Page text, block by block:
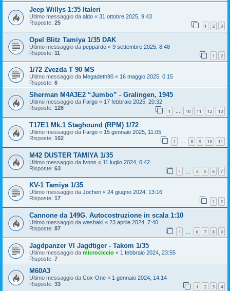
Jeep Willys 1:35 Italeri
Ultimo messaggio da aldo « 31 ottobre 2025, 9:43
Risposte: 25 1 2 3
Opel Blitz Tamiya 1/35 DAK
Ultimo messaggio da peppardo « 9 settembre 2025, 8:48
Risposte: 11 1 2
1/72 Zvezda T 90 MS
Ultimo messaggio da Megadeth90 « 16 maggio 2025, 0:15
Risposte: 6
Sherman M4A3E2 “Jumbo” - Gralingen, 1945
Ultimo messaggio da Fargo « 17 febbraio 2025, 20:32
Risposte: 126 1 … 10 11 12 13
T17E1 Mk.1 Staghound (RPM) 1/72
Ultimo messaggio da Fargo « 15 gennaio 2025, 11:05
Risposte: 102 1 … 8 9 10 11
M42 DUSTER TAMIYA 1/35
Ultimo messaggio da Ivons « 11 luglio 2024, 0:42
Risposte: 63 1 4 5 6 7
KV-1 Tamiya 1/35
Ultimo messaggio da Jochen « 24 giugno 2024, 13:16
Risposte: 17 1 2
Cannone da 149G. Autocostruzione in scala 1:10
Ultimo messaggio da washaki « 23 aprile 2024, 7:40
Risposte: 87 1 6 7 8 9
Jagdpanzer VI Jagdtiger - Takom 1/35
Ultimo messaggio da microciccio « 1 febbraio 2024, 23:55
Risposte: 7
M60A3
Ultimo messaggio da Cox-One « 1 gennaio 2024, 14:14
Risposte: 33 1 2 3 4